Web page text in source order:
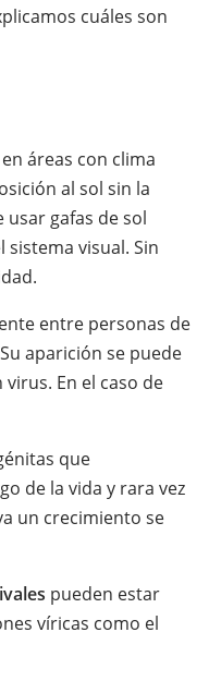
cuáles son
áreas con clima
al sol sin la
gafas de sol
visual. Sin
entre personas de
aparición se puede
En el caso de
que
de la vida y rara vez
un crecimiento se
pueden estar
víricas como el